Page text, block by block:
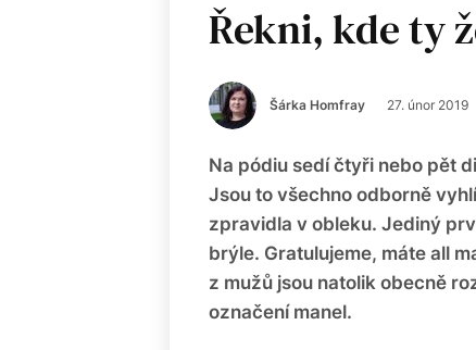
Řekni, kde ty
Šárka Homfray 27. únor 2019
Na pódiu sedí čtyři nebo pět
Jsou to všechno odborně
zpravidla v obleku. Jediný
brýle. Gratulujeme, máte all
z mužů jsou natolik obecně
označení manel.